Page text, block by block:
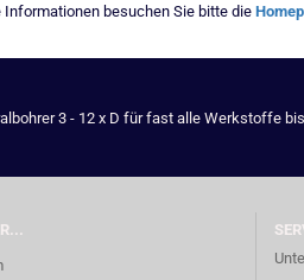
Informationen besuchen Sie bitte die
3 - 12 x D für fast alle Werkstoffe